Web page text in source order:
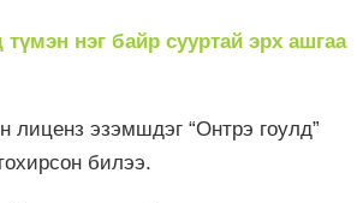
нэг байр сууртай эрх ашгаа
лиценз эзэмшдэг “Онтрэ гоулд”
билээ.